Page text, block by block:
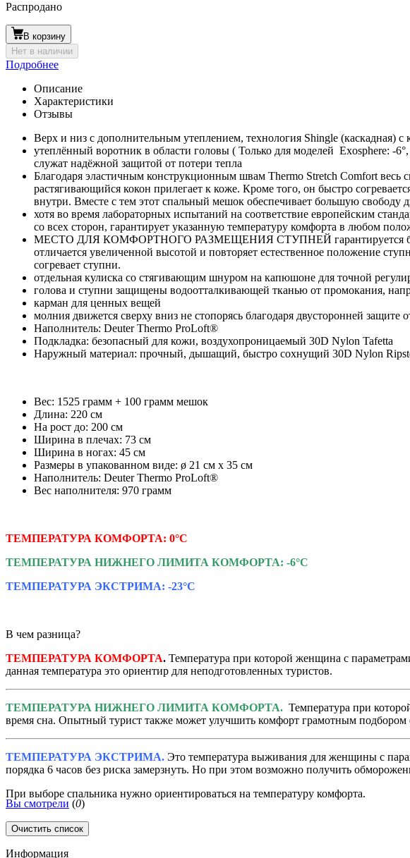
Распродано
В корзину
Нет в наличии
Подробнее
Описание
Характеристики
Отзывы
Верх и низ с дополнительным утеплением, технология Shingle (каскадная)
утеплённый воротник в области головы ( Только для моделей Exosphere:
служат надёжной защитой от потери тепла
Благодаря эластичным конструкционным швам Thermo Stretch Comfort весь
растягивающийся кокон прилегает к коже. Кроме того, он быстро
внутри. Вместе с тем этот спальный мешок обеспечивает большую
хотя во время лабораторных испытаний на соответствие европейским
со всех сторон, гарантирует указанную температуру комфорта в любом
МЕСТО ДЛЯ КОМФОРТНОГО РАЗМЕЩЕНИЯ СТУПНЕЙ гарантируется
отличается увеличенной высотой и повторяет естественное положение
согревает ступни.
отдельная кулиска со стягивающим шнуром на капюшоне для точной
голова и ступни защищены водоотталкивающей тканью от промокания,
карман для ценных вещей
молния движется сверху вниз не стопорясь благодаря двусторонней защите
Наполнитель: Deuter Thermo ProLoft®
Подкладка: безопасный для кожи, воздухопроницаемый 30D Nylon Tafetta
Наружный материал: прочный, дышащий, быстро сохнущий 30D Nylon
Вес: 1525 грамм + 100 грамм мешок
Длина: 220 см
На рост до: 200 см
Ширина в плечах: 73 см
Ширина в ногах: 45 см
Размеры в упакованном виде: ø 21 см x 35 см
Наполнитель: Deuter Thermo ProLoft®
Вес наполнителя: 970 грамм
ТЕМПЕРАТУРА КОМФОРТА: 0°C
ТЕМПЕРАТУРА НИЖНЕГО ЛИМИТА КОМФОРТА: -6°C
ТЕМПЕРАТУРА ЭКСТРИМА: -23°C
В чем разница?
ТЕМПЕРАТУРА КОМФОРТА. Температура при которой женщина с
данная температура это ориентир для неподготовленных туристов.
ТЕМПЕРАТУРА НИЖНЕГО ЛИМИТА КОМФОРТА. Температура при
время сна. Опытный турист также может улучшить комфорт грамотным подбором
ТЕМПЕРАТУРА ЭКСТРИМА. Это температура выживания для женщины с
порядка 6 часов без риска замерзнуть. Но при этом возможно получить
При выборе спальника нужно ориентироваться на температуру комфорта.
Вы смотрели (0)
Очистить список
Информация